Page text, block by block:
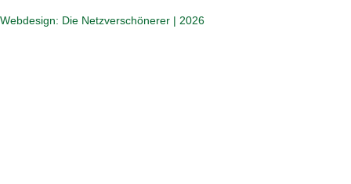
Webdesign: Die Netzverschönerer | 2026